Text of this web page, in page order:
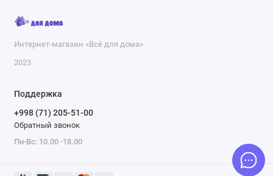
Интернет-магазин «Всё для дома»
2023
Поддержка
+998 (71) 205-51-00
Обратный звонок
Пн-Вс: 10.00 -18.00